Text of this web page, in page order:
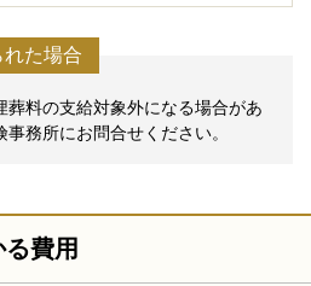
た場合
葬料の支給対象外になる場合があ
務所にお問合せください。
費用